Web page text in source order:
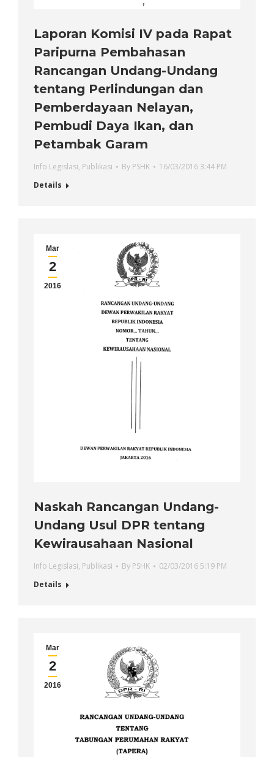
Laporan Komisi IV pada Rapat
Paripurna Pembahasan
Rancangan Undang-Undang
tentang Perlindungan dan
Pemberdayaan Nelayan,
Pembudi Daya Ikan, dan
Petambak Garam
Info Legislasi, Publikasi By PSHK
16/03/2016 3:44 PM
Details
Mar
2
2016
Naskah Rancangan Undang-
Undang Usul DPR tentang
Kewirausahaan Nasional
Info Legislasi, Publikasi By PSHK
02/03/2016 5:19 PM
Details
Mar
2
2016